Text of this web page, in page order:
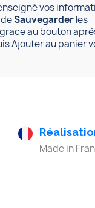
vos
deSauvegarderles
au bouton
Ajouter au panier
Made in